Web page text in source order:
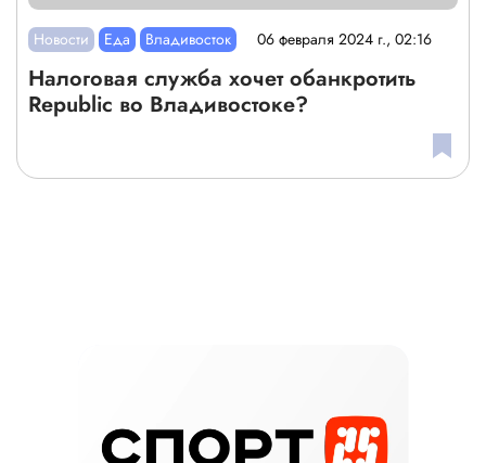
Новости Еда Владивосток 06 февраля 2024 г., 02:16
Налоговая служба хочет обанкротить
Republic во Владивостоке?